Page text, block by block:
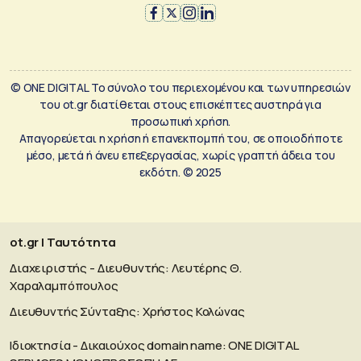
© ONE DIGITAL Το σύνολο του περιεχομένου και των υπηρεσιών
του ot.gr διατίθεται στους επισκέπτες αυστηρά για
προσωπική χρήση.
Απαγορεύεται η χρήση ή επανεκπομπή του, σε οποιοδήποτε
μέσο, μετά ή άνευ επεξεργασίας, χωρίς γραπτή άδεια του
εκδότη. © 2025
ot.gr | Ταυτότητα
Διαχειριστής - Διευθυντής: Λευτέρης Θ.
Χαραλαμπόπουλος
Διευθυντής Σύνταξης: Χρήστος Κολώνας
Ιδιοκτησία - Δικαιούχος domain name: ΟΝΕ DIGITAL